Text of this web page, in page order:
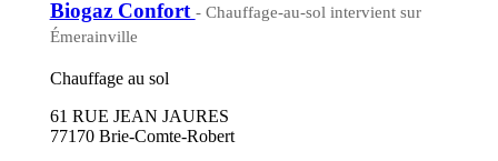
Biogaz Confort - Chauffage-au-sol intervient sur
Émerainville
Chauffage au sol
61 RUE JEAN JAURES
77170 Brie-Comte-Robert